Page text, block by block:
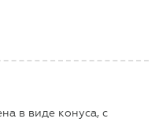
в виде конуса, с